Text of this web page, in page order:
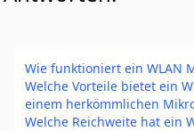
Wie funktioniert ein WLAN
Welche Vorteile bietet ein
einem herkömmlichen
Welche Reichweite hat ein